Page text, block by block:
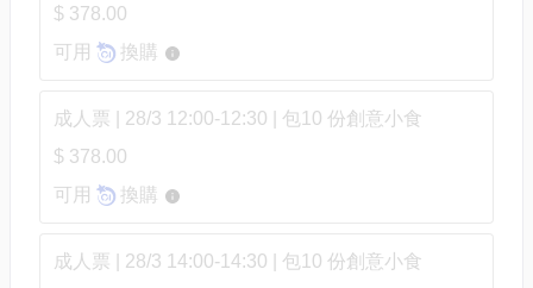
$ 378.00
可用
換購
成人票 | 28/3 12:00-12:30 | 包10 份創意小食
$ 378.00
可用
換購
成人票 | 28/3 14:00-14:30 | 包10 份創意小食